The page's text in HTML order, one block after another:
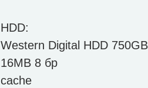
HDD:
Western Digital HDD
16MB 8 бр
cache